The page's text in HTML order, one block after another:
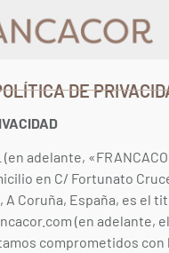
DE
(en adelante,
en C/ Fortunato
A Coruña, España, es el
(en adelante,
comprometidos